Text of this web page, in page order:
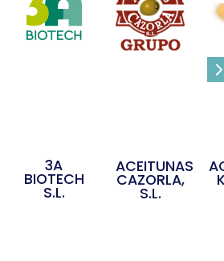
3A
BIOTECH
S.L.
ACEITUNAS
CAZORLA,
S.L.